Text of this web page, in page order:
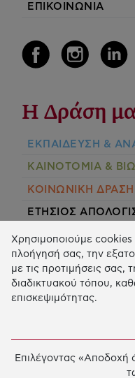
ΕΠΙΚΟΙΝΩΝΙΑ
Η Δράση
ΕΚΠΑIΔΕΥΣΗ &
ΚΑΙΝΟΤΟΜΙΑ &
ΚΟΙΝΩΝΙΚΗ
ΕΤΗΣΙΟΣ
E-LIBRARY
ΑΙΤΗΣΗ
Χρησιμοποιούμε cookies
πλοήγησή σας, την
με τις προτιμήσεις σας,
διαδικτυακού τόπου,
επισκεψιμότητας.
Επιλέγοντας «Αποδοχή